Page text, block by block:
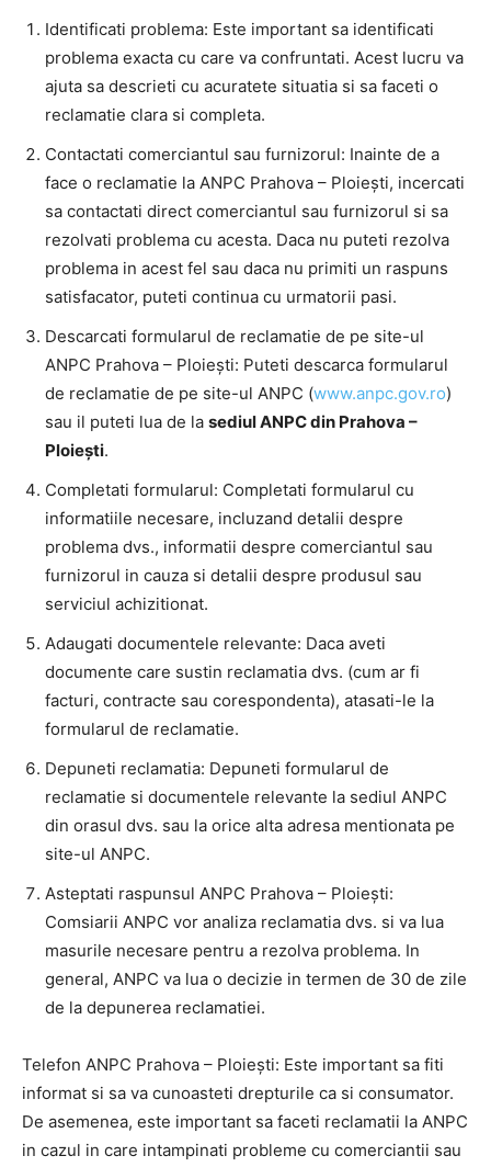
Identificati problema: Este important sa identificati
problema exacta cu care va confruntati. Acest lucru va
ajuta sa descrieti cu acuratete situatia si sa faceti o
reclamatie clara si completa.
Contactati comerciantul sau furnizorul: Inainte de a
face o reclamatie la ANPC Prahova – Ploiești, incercati
sa contactati direct comerciantul sau furnizorul si sa
rezolvati problema cu acesta. Daca nu puteti rezolva
problema in acest fel sau daca nu primiti un raspuns
satisfacator, puteti continua cu urmatorii pasi.
Descarcati formularul de reclamatie de pe site-ul
ANPC Prahova – Ploiești: Puteti descarca formularul
de reclamatie de pe site-ul ANPC (www.anpc.gov.ro)
sau il puteti lua de la sediul ANPC din Prahova –
Ploiești.
Completati formularul: Completati formularul cu
informatiile necesare, incluzand detalii despre
problema dvs., informatii despre comerciantul sau
furnizorul in cauza si detalii despre produsul sau
serviciul achizitionat.
Adaugati documentele relevante: Daca aveti
documente care sustin reclamatia dvs. (cum ar fi
facturi, contracte sau corespondenta), atasati-le la
formularul de reclamatie.
Depuneti reclamatia: Depuneti formularul de
reclamatie si documentele relevante la sediul ANPC
din orasul dvs. sau la orice alta adresa mentionata pe
site-ul ANPC.
Asteptati raspunsul ANPC Prahova – Ploiești:
Comsiarii ANPC vor analiza reclamatia dvs. si va lua
masurile necesare pentru a rezolva problema. In
general, ANPC va lua o decizie in termen de 30 de zile
de la depunerea reclamatiei.
Telefon ANPC Prahova – Ploiești: Este important sa fiti
informat si sa va cunoasteti drepturile ca si consumator.
De asemenea, este important sa faceti reclamatii la ANPC
in cazul in care intampinati probleme cu comerciantii sau